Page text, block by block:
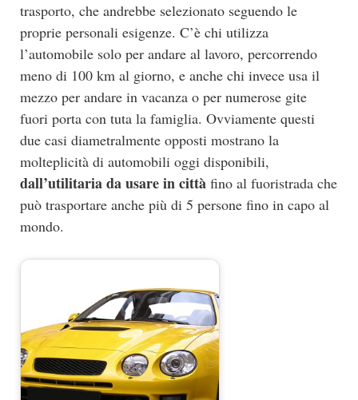
trasporto, che andrebbe selezionato seguendo le
proprie personali esigenze. C’è chi utilizza
l’automobile solo per andare al lavoro, percorrendo
meno di 100 km al giorno, e anche chi invece usa il
mezzo per andare in vacanza o per numerose gite
fuori porta con tuta la famiglia. Ovviamente questi
due casi diametralmente opposti mostrano la
molteplicità di automobili oggi disponibili,
dall’utilitaria da usare in città fino al fuoristrada che
può trasportare anche più di 5 persone fino in capo al
mondo.